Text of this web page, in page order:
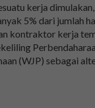
kerja
5% dari jumlah
kontraktor kerja
(WJP) sebagai